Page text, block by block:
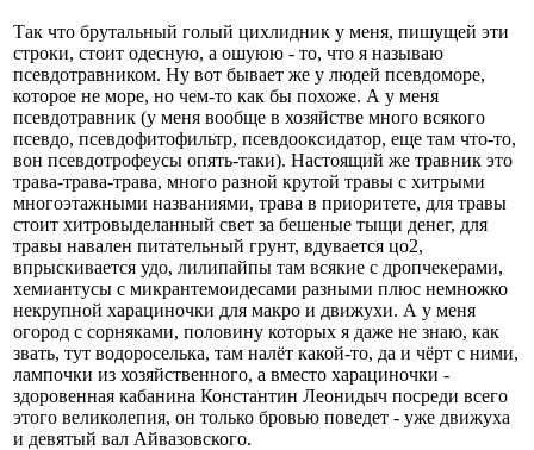
Так что брутальный голый цихлидник у меня, пишущей эти
строки, стоит одесную, а ошуюю - то, что я называю
псевдотравником. Ну вот бывает же у людей псевдоморе,
которое не море, но чем-то как бы похоже. А у меня
псевдотравник (у меня вообще в хозяйстве много всякого
псевдо, псевдофитофильтр, псевдооксидатор, еще там что-то,
вон псевдотрофеусы опять-таки). Настоящий же травник это
трава-трава-трава, много разной крутой травы с хитрыми
многоэтажными названиями, трава в приоритете, для травы
стоит хитровыделанный свет за бешеные тыщи денег, для
травы навален питательный грунт, вдувается цо2,
впрыскивается удо, лилипайпы там всякие с дропчекерами,
хемиантусы с микрантемоидесами разными плюс немножко
некрупной харациночки для макро и движухи. А у меня
огород с сорняками, половину которых я даже не знаю, как
звать, тут водороселька, там налёт какой-то, да и чёрт с ними,
лампочки из хозяйственного, а вместо харациночки -
здоровенная кабанина Константин Леонидыч посреди всего
этого великолепия, он только бровью поведет - уже движуха
и девятый вал Айвазовского.